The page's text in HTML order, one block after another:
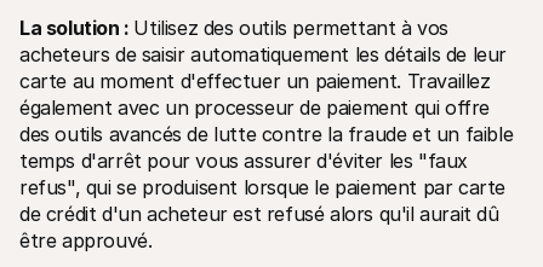
La solution : Utilisez des outils permettant à vos
acheteurs de saisir automatiquement les détails de leur
carte au moment d'effectuer un paiement. Travaillez
également avec un processeur de paiement qui offre
des outils avancés de lutte contre la fraude et un faible
temps d'arrêt pour vous assurer d'éviter les "faux
refus", qui se produisent lorsque le paiement par carte
de crédit d'un acheteur est refusé alors qu'il aurait dû
être approuvé.